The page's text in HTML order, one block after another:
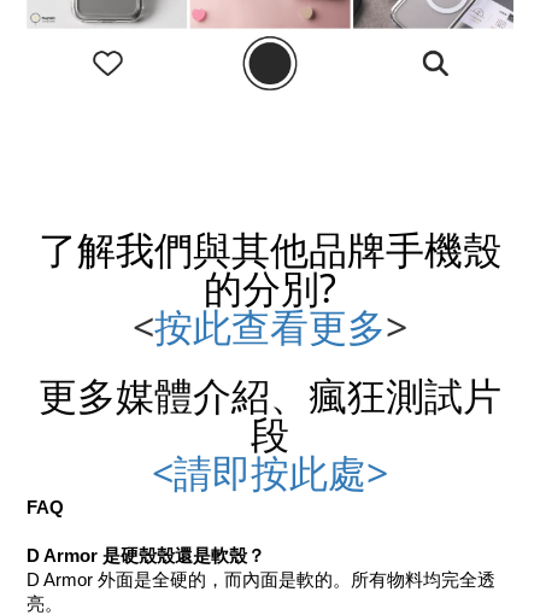
了解我們與其他品牌手機殼
的分別?
<按此查看更多>
更多媒體介紹、瘋狂測試片
段
<請即按此處>
FAQ
D Armor 是硬殼殼還是軟殼？
D Armor 外面是全硬的，而內面是軟的。所有物料均完全透
亮。